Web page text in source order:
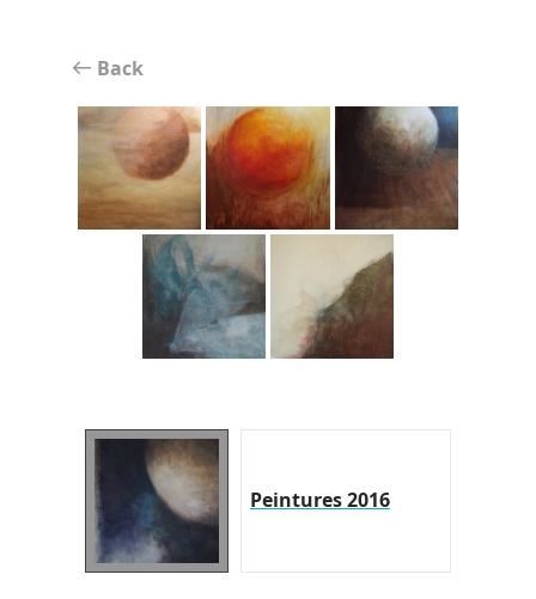
Back
Peintures 2016